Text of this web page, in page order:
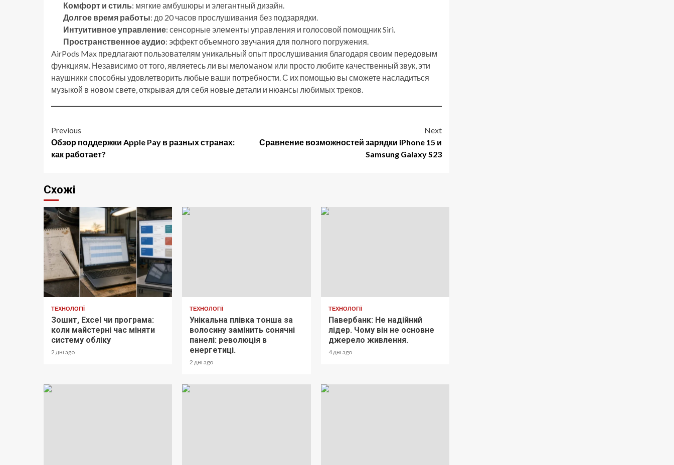
Комфорт и стиль: мягкие амбушюры и элегантный дизайн.
Долгое время работы: до 20 часов прослушивания без подзарядки.
Интуитивное управление: сенсорные элементы управления и голосовой помощник Siri.
Пространственное аудио: эффект объемного звучания для полного погружения.
AirPods Max предлагают пользователям уникальный опыт прослушивания благодаря своим передовым
функциям. Независимо от того, являетесь ли вы меломаном или просто любите качественный звук, эти
наушники способны удовлетворить любые ваши потребности. С их помощью вы сможете насладиться
музыкой в новом свете, открывая для себя новые детали и нюансы любимых треков.
Post
navigation
Previous
Обзор поддержки Apple Pay в разных странах:
как работает?
Next
Сравнение возможностей зарядки iPhone 15 и
Samsung Galaxy S23
Схожі
ТЕХНОЛОГІЇ
Зошит, Excel чи програма:
коли майстерні час міняти
систему обліку
2 дні ago
ТЕХНОЛОГІЇ
Унікальна плівка тонша за
волосину замінить сонячні
панелі: революція в
енергетиці.
2 дні ago
ТЕХНОЛОГІЇ
Павербанк: Не надійний
лідер. Чому він не основне
джерело живлення.
4 дні ago